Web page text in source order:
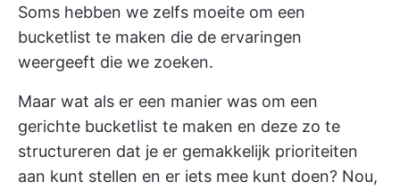
Soms hebben we zelfs moeite om een
bucketlist te maken die de ervaringen
weergeeft die we zoeken.
Maar wat als er een manier was om een
gerichte bucketlist te maken en deze zo te
structureren dat je er gemakkelijk prioriteiten
aan kunt stellen en er iets mee kunt doen? Nou,